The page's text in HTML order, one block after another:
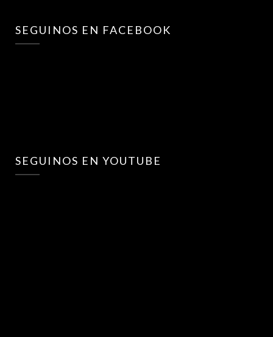
SEGUINOS EN FACEBOOK
SEGUINOS EN YOUTUBE